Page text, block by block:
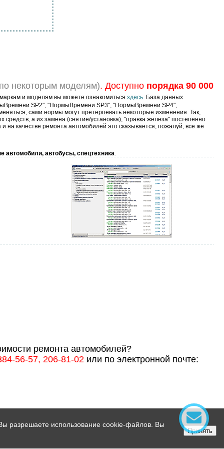
некоторым моделям). Доступно порядка 90 000
и моделям вы можете ознакомиться здесь. База данных
SP2", "НормыВремени SP3", "НормыВремени SP4",
сами нормы могут претерпевать некоторые изменения. Так,
а их замена (снятие/установка), "правка железа" постепенно
качестве ремонта автомобилей это сказывается, пожалуй, все же
автомобили, автобусы, спецтехника.
ремонта автомобилей?
56-57, 206-81-02 или по электронной почте:
разрешаете использование cookie-файлов. Вы
Принять